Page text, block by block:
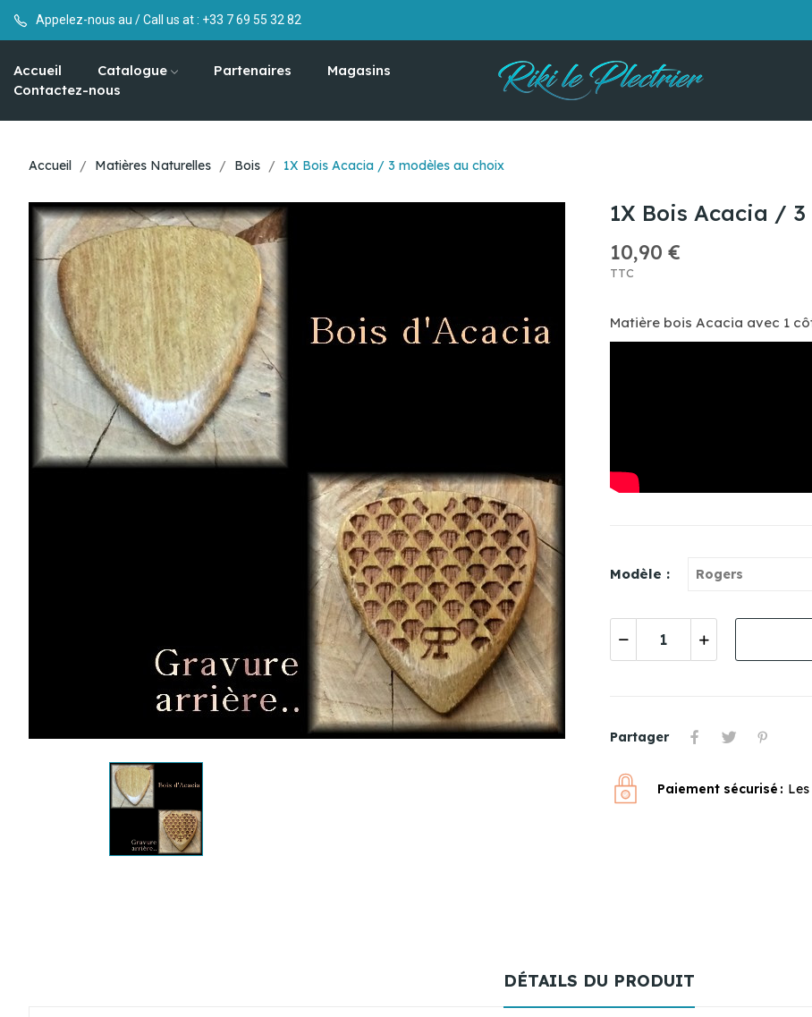
Appelez-nous au / Call us at : +33 7 69 55 32 82
Accueil Catalogue Partenaires
Magasins
Contactez-nous
Accueil Matières Naturelles Bois 1X Bois Acacia / 3 modèles au choix
1X Bois Acacia /
10,90 €
TTC
Matière bois Acacia avec 1
Modèle :
Partager
Paiement sécurisé
DÉTAILS DU PRODUIT